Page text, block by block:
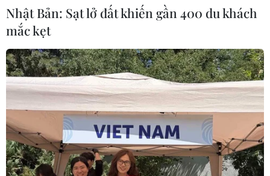
Nhật Bản: Sạt lở đất khiến gần 400 du khách
mắc kẹt